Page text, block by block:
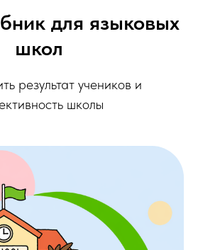
для языковых
школ
результат учеников и
школы